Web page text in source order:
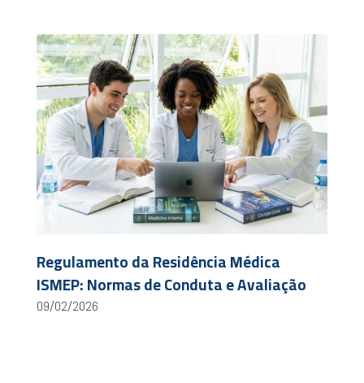
Regulamento da Residência Médica
ISMEP: Normas de Conduta e Avaliação
09/02/2026